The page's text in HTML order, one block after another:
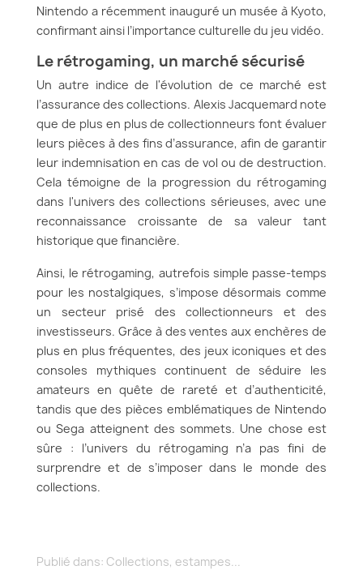
Nintendo a récemment inauguré un musée à Kyoto,
confirmant ainsi l’importance culturelle du jeu vidéo.
Le rétrogaming, un marché sécurisé
Un autre indice de l'évolution de ce marché est
l’assurance des collections. Alexis Jacquemard note
que de plus en plus de collectionneurs font évaluer
leurs pièces à des fins d’assurance, afin de garantir
leur indemnisation en cas de vol ou de destruction.
Cela témoigne de la progression du rétrogaming
dans l'univers des collections sérieuses, avec une
reconnaissance croissante de sa valeur tant
historique que financière.
Ainsi, le rétrogaming, autrefois simple passe-temps
pour les nostalgiques, s’impose désormais comme
un secteur prisé des collectionneurs et des
investisseurs. Grâce à des ventes aux enchères de
plus en plus fréquentes, des jeux iconiques et des
consoles mythiques continuent de séduire les
amateurs en quête de rareté et d’authenticité,
tandis que des pièces emblématiques de Nintendo
ou Sega atteignent des sommets. Une chose est
sûre : l’univers du rétrogaming n’a pas fini de
surprendre et de s’imposer dans le monde des
collections.
Publié dans: Collections, estampes...